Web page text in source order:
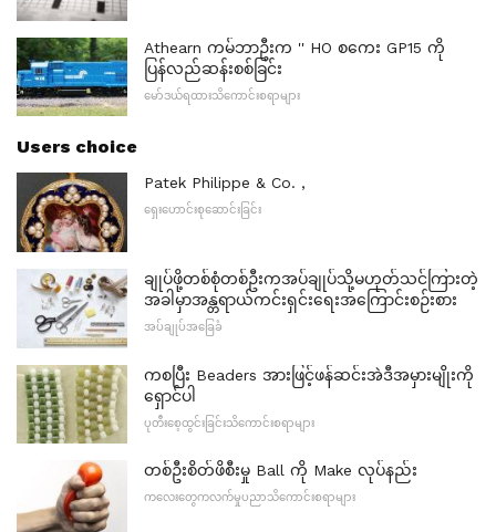
Athearn ကမ်ဘာဦးက '' HO စကေး GP15 ကို
ပြန်လည်ဆန်းစစ်ခြင်း
မော်ဒယ်ရထားသိကောင်းစရာများ
Users choice
Patek Philippe & Co. ,
ရှေးဟောင်းစုဆောင်းခြင်း
ချုပ်ဖို့တစ်စုံတစ်ဦးကအပ်ချုပ်သို့မဟုတ်သင်ကြားတဲ့
အခါမှာအန္တရာယ်ကင်းရှင်းရေးအကြောင်းစဉ်းစား
အပ်ချုပ်အခြေခံ
ကစပြီး Beaders အားဖြင့်ဖန်ဆင်းအဲဒီအမှားမျိုးကို
ရှောင်ပါ
ပုတီးစေ့ထွင်းခြင်းသိကောင်းစရာများ
တစ်ဦးစိတ်ဖိစီးမှု Ball ကို Make လုပ်နည်း
ကလေးတွေကလက်မှုပညာသိကောင်းစရာများ